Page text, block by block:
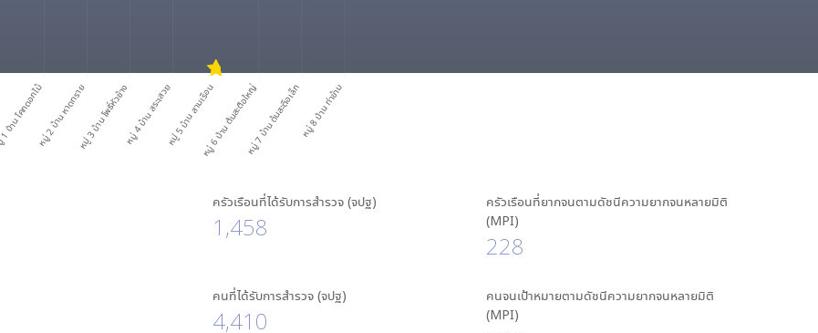
หมู่ 1 บ้าน โคกดอกไม้หมู่ 2 บ้าน หาดทรายหมู่ 3 บ้าน โพธิ์หัวช้างหมู่ 4 บ้าน สระเสวยหมู่ 5 บ้าน สามเรือนหมู่ 6 บ้าน ต้นสะตือใหญ่หมู่ 7 บ้าน ต้นสะตือเล็กหมู่ 8 บ้าน ท่าข้าม
ครัวเรือนที่ได้รับการสำรวจ (จปฐ)
1,458
ครัวเรือนที่ยากจนตามดัชนีความยากจนหลายมิติ
(MPI)
228
คนที่ได้รับการสำรวจ (จปฐ)
4,410
คนจนเป้าหมายตามดัชนีความยากจนหลายมิติ
(MPI)